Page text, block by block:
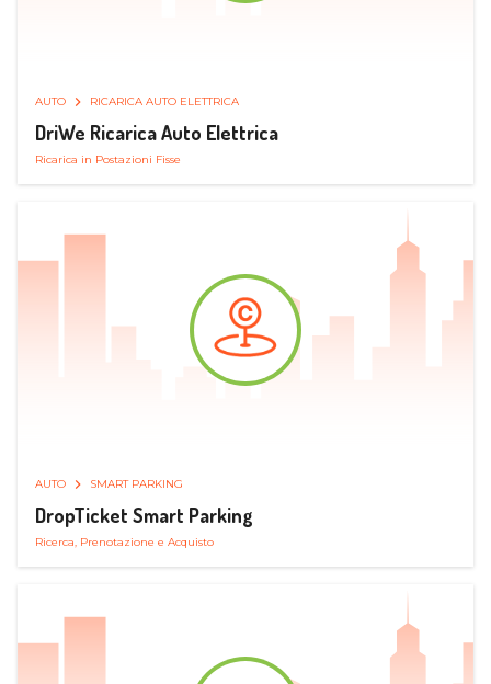
AUTO RICARICA AUTO ELETTRICA
DriWe Ricarica Auto Elettrica
Ricarica in Postazioni Fisse
AUTO SMART PARKING
DropTicket Smart Parking
Ricerca, Prenotazione e Acquisto